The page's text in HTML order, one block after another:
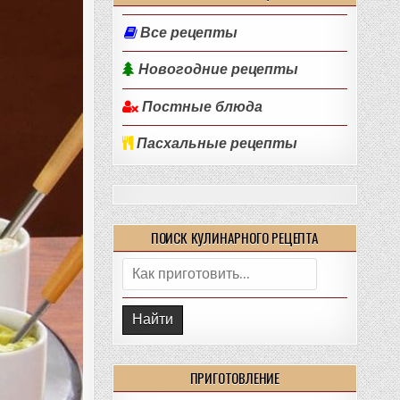
Все рецепты
Новогодние рецепты
Постные блюда
Пасхальные рецепты
ПОИСК КУЛИНАРНОГО РЕЦЕПТА
Поиск:
ПРИГОТОВЛЕНИЕ